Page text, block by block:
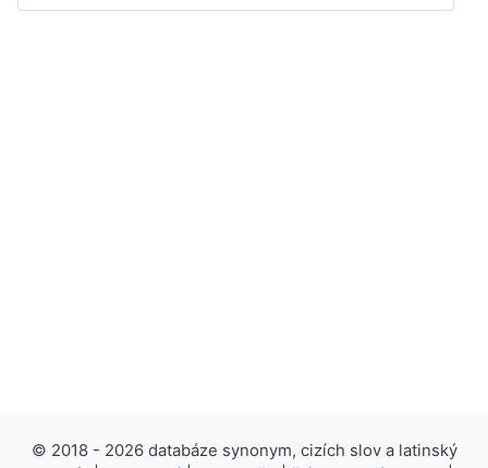
© 2018 - 2026 databáze synonym, cizích slov a latinský